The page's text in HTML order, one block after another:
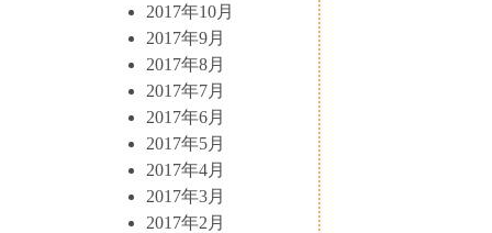
2017年10月
2017年9月
2017年8月
2017年7月
2017年6月
2017年5月
2017年4月
2017年3月
2017年2月